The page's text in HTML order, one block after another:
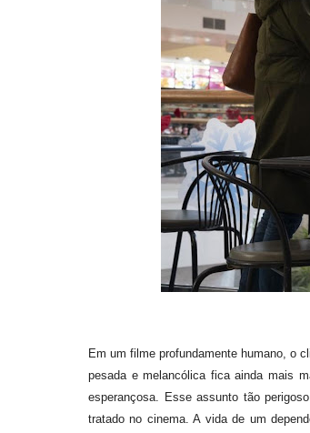
Em um filme profundamente humano, o
pesada e melancólica fica ainda mais
esperançosa. Esse assunto tão
tratado no cinema. A vida de um